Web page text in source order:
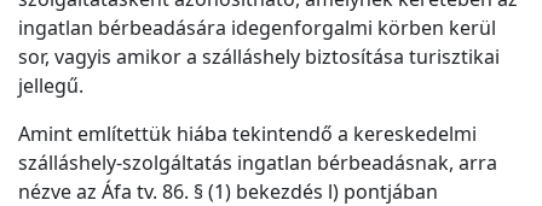
ingatlan bérbeadására idegenforgalmi körben kerül
sor, vagyis amikor a szálláshely biztosítása turisztikai
jellegű.
Amint említettük hiába tekintendő a kereskedelmi
szálláshely-szolgáltatás ingatlan bérbeadásnak, arra
nézve az Áfa tv. 86. § (1) bekezdés l) pontjában